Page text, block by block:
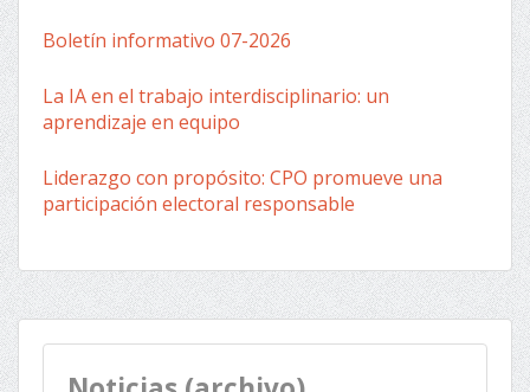
Boletín informativo 07-2026
La IA en el trabajo interdisciplinario: un
aprendizaje en equipo
Liderazgo con propósito: CPO promueve una
participación electoral responsable